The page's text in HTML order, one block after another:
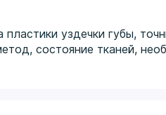
пластики уздечки губы,
состояние тканей,